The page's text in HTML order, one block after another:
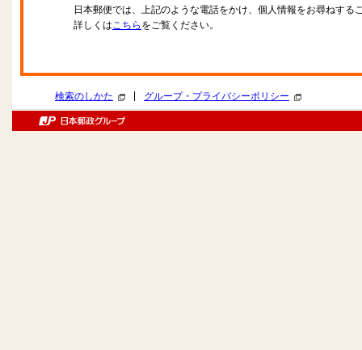
日本郵便では、上記のような電話をかけ、個人情報をお尋ねする
詳しくはこちら をご覧ください。
検索のしかた グループ・プライバシーポリシー